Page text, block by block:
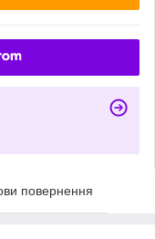
повернення